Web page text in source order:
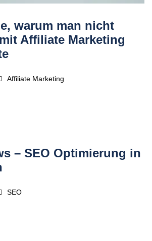
warum man nicht
Affiliate Marketing
Affiliate Marketing
– SEO Optimierung in
SEO